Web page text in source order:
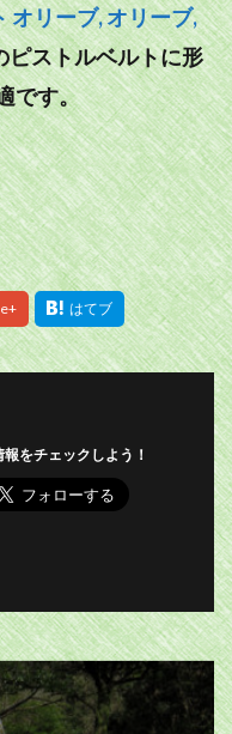
オリーブ, オリーブ,
ストルベルトに形
です。
をチェックしよう！